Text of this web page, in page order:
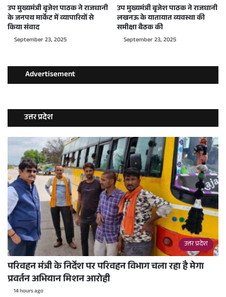
उप मुख्यमंत्री बृजेश पाठक ने राजधानी
के जनपथ मार्केट में व्यापारियों से
किया संवाद
September 23, 2025
उप मुख्यमंत्री बृजेश पाठक ने राजधानी
लखनऊ के यातायात व्यवस्था की
समीक्षा बैठक की
September 23, 2025
Advertisement
उत्तर प्रदेश
उत्तर प्रदेश
परिवहन मंत्री के निर्देश पर परिवहन विभाग चला रहा है मेगा
प्रवर्तन अभियान मिशन आरोही
14 hours ago